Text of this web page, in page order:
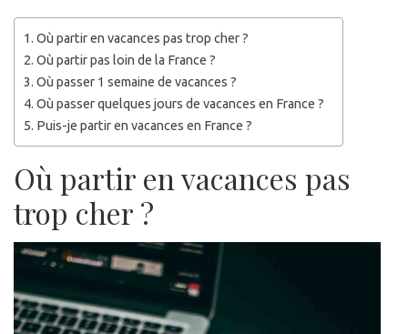
Où partir en vacances pas trop cher ?
Où partir pas loin de la France ?
Où passer 1 semaine de vacances ?
Où passer quelques jours de vacances en France ?
Puis-je partir en vacances en France ?
Où partir en vacances pas
trop cher ?